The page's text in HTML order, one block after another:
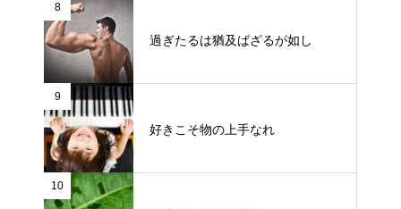
8
過ぎたるは猶及ばざるが如し
9
好きこそ物の上手なれ
10